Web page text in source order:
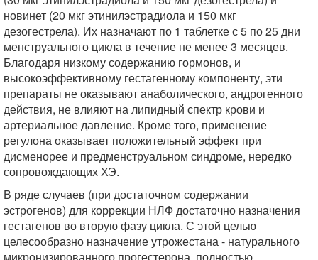
новинет (20 мкг этинилэстрадиола и 150 мкг
дезогестрела). Их назначают по 1 таблетке с 5 по 25 дни
менструального цикла в течение не менее 3 месяцев.
Благодаря низкому содержанию гормонов, и
высокоэффективному гестагенному компоненту, эти
препараты не оказывают анаболического, андрогенного
действия, не влияют на липидный спектр крови и
артериальное давление. Кроме того, применение
регулона оказывает положительный эффект при
дисменорее и предменструальном синдроме, нередко
сопровождающих ХЭ.
В ряде случаев (при достаточном содержании
эстрогенов) для коррекции НЛФ достаточно назначения
гестагенов во вторую фазу цикла. С этой целью
целесообразно назначение утрожестана - натурального